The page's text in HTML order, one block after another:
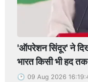
'ऑपरेशन सिंदूर' ने
भारत किसी भी हद
09 Aug 2026